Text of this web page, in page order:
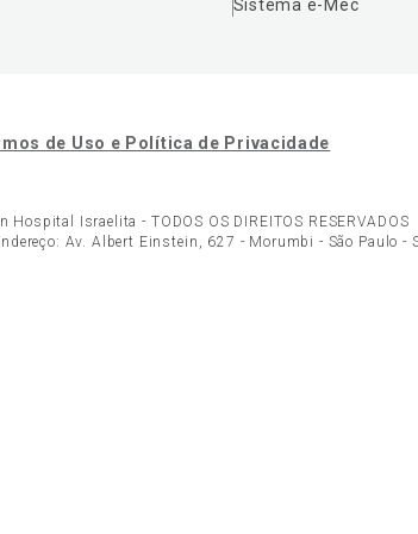
Sistema e-Mec
de Uso e Política de Privacidade
Hospital Israelita - TODOS OS DIREITOS RESERVADOS
Av. Albert Einstein, 627 - Morumbi - São Paulo -